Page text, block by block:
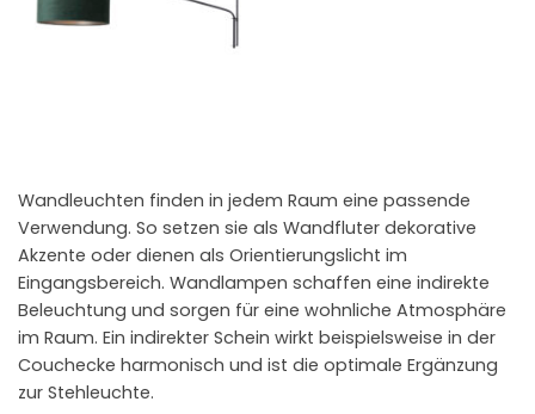
Wandleuchten finden in jedem Raum eine passende
Verwendung. So setzen sie als Wandfluter dekorative
Akzente oder dienen als Orientierungslicht im
Eingangsbereich. Wandlampen schaffen eine indirekte
Beleuchtung und sorgen für eine wohnliche Atmosphäre
im Raum. Ein indirekter Schein wirkt beispielsweise in der
Couchecke harmonisch und ist die optimale Ergänzung
zur Stehleuchte.